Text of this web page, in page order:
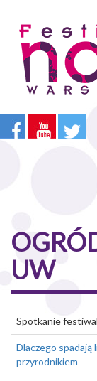
treści
UW
Spotkanie
Dlaczego spadają
przyrodnikiem